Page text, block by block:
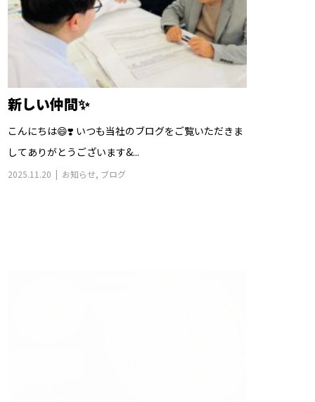
新しい仲間✨
こんにちは😄❣️ いつも当社のブログをご覧いただきま
してありがとうございます&...
2025.11.20 お知らせ, ブログ